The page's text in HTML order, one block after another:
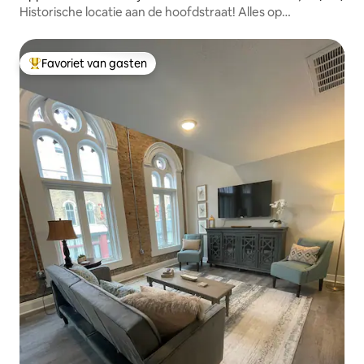
Historische locatie aan de hoofdstraat! Alles op
Topfavoriet van gasten
Favoriet van gasten